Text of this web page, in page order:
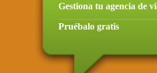
Gestiona tu agencia de
Pruébalo gratis